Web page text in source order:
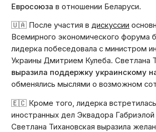
Евросоюза в отношении Беларуси.
🇺🇦 После участия вдискуссии
Всемирного экономического форума
лидерка побеседовала с министром
Украины Дмитрием Кулеба. Светлана
выразила поддержку украинскому
обменялись мыслями о возможном
🇪🇨 Кроме того, лидерка
иностранных дел Эквадора
Светлана Тихановская выразила